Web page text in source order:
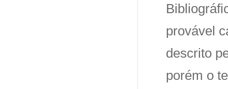
provável
descrito
porém o